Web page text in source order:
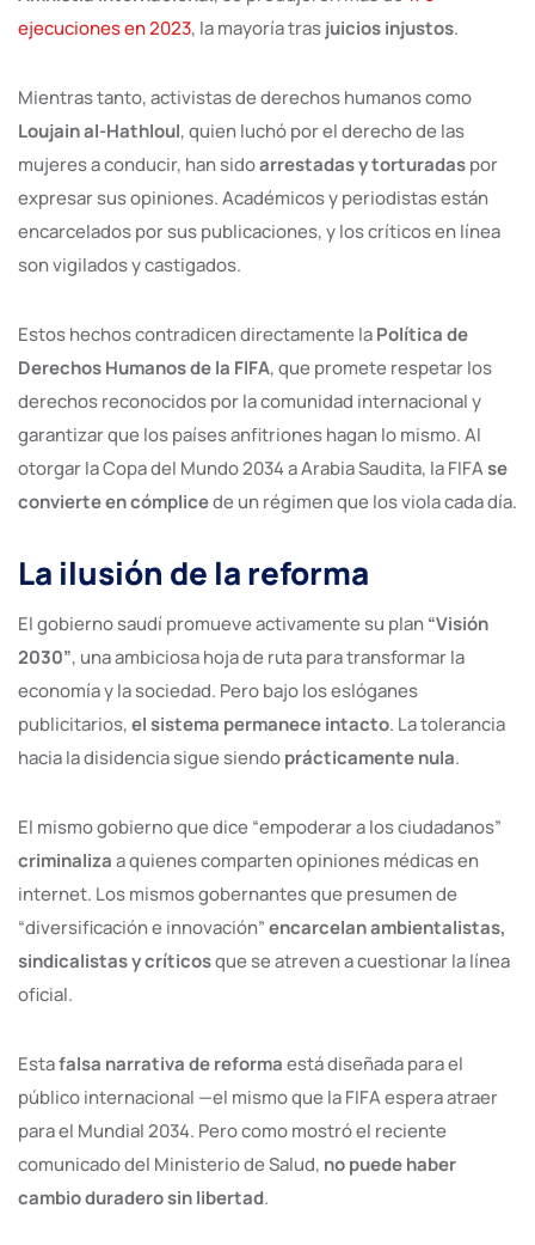
ejecuciones en 2023, la mayoría trasjuicios injustos.
Mientras tanto, activistas de derechos humanos como
Loujain al-Hathloul, quien luchó por el derecho de las
mujeres a conducir, han sidoarrestadas y torturadaspor
expresar sus opiniones. Académicos y periodistas están
encarcelados por sus publicaciones, y los críticos en línea
son vigilados y castigados.
Estos hechos contradicen directamente laPolítica de
Derechos Humanos de la FIFA, que promete respetar los
derechos reconocidos por la comunidad internacional y
garantizar que los países anfitriones hagan lo mismo. Al
otorgar la Copa del Mundo 2034 a Arabia Saudita, la FIFAse
convierte en cómplicede un régimen que los viola cada día.
La ilusión de la reforma
El gobierno saudí promueve activamente su plan“Visión
2030”, una ambiciosa hoja de ruta para transformar la
economía y la sociedad. Pero bajo los eslóganes
publicitarios,el sistema permanece intacto. La tolerancia
hacia la disidencia sigue siendoprácticamente nula.
El mismo gobierno que dice “empoderar a los ciudadanos”
criminalizaa quienes comparten opiniones médicas en
internet. Los mismos gobernantes que presumen de
“diversificación e innovación”encarcelan ambientalistas,
sindicalistas y críticosque se atreven a cuestionar la línea
oficial.
Estafalsa narrativa de reformaestá diseñada para el
público internacional —el mismo que la FIFA espera atraer
para el Mundial 2034. Pero como mostró el reciente
comunicado del Ministerio de Salud, no puede haber
cambio duradero sin libertad.